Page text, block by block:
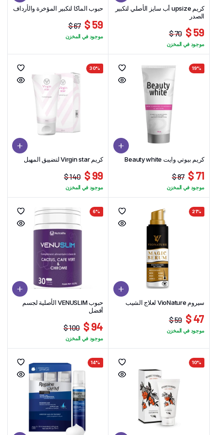
كريم upsize أب سايز الأصلي لتكبير
الصدر
70 $
السعر
الأصلي
هو:
70 $.
59 $
السعر
الحالي
هو:
59 $.
موجود في المخزن
حبوب الماكا لتكبير المؤخرة والأرداف
67 $
السعر
هو:
59 $
السعر
هو:
موجود في المخزن
19%
كريم بيوتي وايت Beauty white
87 $
السعر
الأصلي
هو:
87 $.
71 $
السعر
الحالي
هو:
71 $.
موجود في المخزن
30%
كريم Virgin star لتضييق المهبل
140 $
الأصلي
هو:
140 $.
99 $
الحالي
هو:
99 $.
موجود في المخزن
21%
سيروم VioNature لعلاج الشيب
59 $
السعر
هو:
47 $
السعر
هو:
موجود في المخزن
6%
حبوب VENUSLIM الأصلية لجسم
أفضل
100 $
الأصلي
100 $.
94 $
الحالي
94 $.
موجود في المخزن
10%
14%